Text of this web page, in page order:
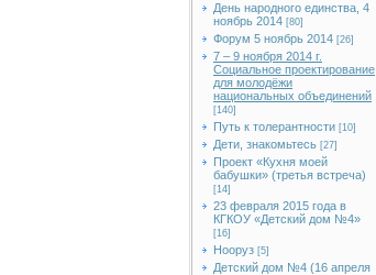
День народного единства, 4
ноябрь 2014 [80]
Форум 5 ноябрь 2014 [26]
7 – 9 ноября 2014 г.
Социальное проектирование
для молодёжи
национальных объединений
[140]
Путь к толерантности [10]
Дети, знакомьтесь [27]
Проект «Кухня моей
бабушки» (третья встреча)
[14]
23 февраля 2015 года в
КГКОУ «Детский дом №4»
[16]
Нооруз [5]
Детский дом №4 (16 апреля